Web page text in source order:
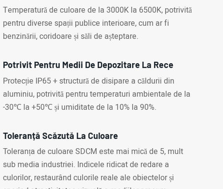
Temperatură de culoare de la 3000K la 6500K, potrivită
pentru diverse spații publice interioare, cum ar fi
benzinării, coridoare și săli de așteptare.
Potrivit Pentru Medii De Depozitare La Rece
Protecție IP65 + structură de disipare a căldurii din
aluminiu, potrivită pentru temperaturi ambientale de la
-30℃ la +50℃ și umiditate de la 10% la 90%.
Toleranță Scăzută La Culoare
Toleranța de culoare SDCM este mai mică de 5, mult
sub media industriei. Indicele ridicat de redare a
culorilor, restaurând culorile reale ale obiectelor și